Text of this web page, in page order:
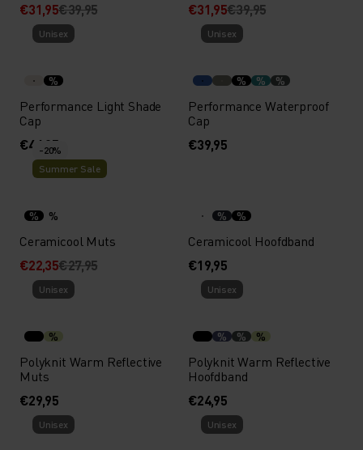
€31,95€39,95 €31,95€39,95
Unisex
%
Performance Light Shade
Cap
€44,95
Unisex
% % %
Performance Waterproof
Cap
€39,95
-20%
Summer Sale
% %
Ceramicool Muts
€22,35€27,95
% %
Ceramicool Hoofdband
€19,95
Unisex
%
Polyknit Warm Reflective
Muts
€29,95
Unisex
% % %
Polyknit Warm Reflective
Hoofdband
€24,95
Unisex Unisex